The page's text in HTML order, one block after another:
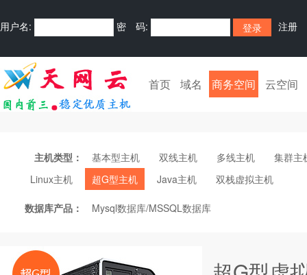
用户名: 密 码: 注册
首页 域名 商务空间 云空间
主机类型： 基本型主机 双线主机 多线主机
集群主
Linux主机
超G型主机 Java主机 双栈虚拟主机
数据库产品： Mysql数据库/MSSQL数据库